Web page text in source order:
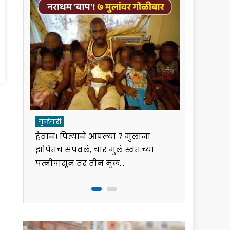
गुन्हेगारी
हैवान! पित्याने आपल्या ७ मुलांना
झोपेतच संपवलं, चार मुलं स्वत:च्या
पत्नीपासून तर तीन मुलं…